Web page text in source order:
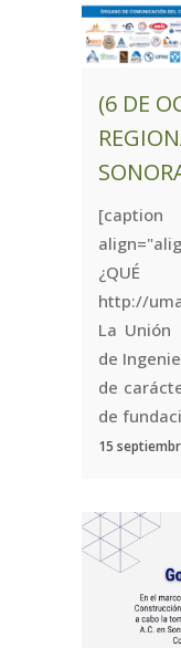
(6 DE
[caption
http://
La Unión
de
de
de
15